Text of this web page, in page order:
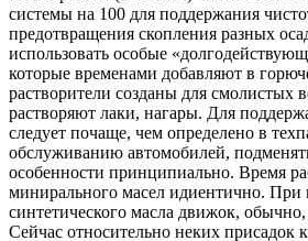
системы на 100 для поддержания
предотвращения скопления разных
использовать особые
которые временами добавляют в
растворители созданы для смолистых
растворяют лаки, нагары. Для
следует почаще, чем определено в
обслуживанию автомобилей,
особенности принципиально. Время
минирального масел идиентично. При
синтетического масла движок, обычно,
Сейчас относительно неких присадок